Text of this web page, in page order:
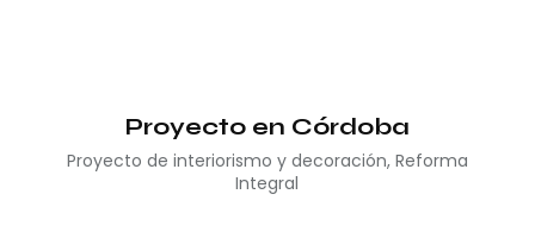
Proyecto en Córdoba
Proyecto de interiorismo y decoración, Reforma
Integral